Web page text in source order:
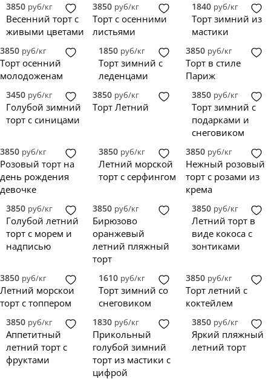
3850 руб/кг
Весенний торт с
живыми цветами
3850 руб/кг
Торт с осенними
листьями
1840 руб/кг
Торт зимний из
мастики
3850 руб/кг
Торт осенний
молодоженам
1850 руб/кг
Торт зимний с
леденцами
3850 руб/кг
Торт в стиле
Париж
3450 руб/кг
Голубой зимний
торт с синицами
3850 руб/кг
Торт Летний
3850 руб/кг
Торт зимний с
подарками и
снеговиком
3850 руб/кг
Розовый торт на
день рождения
девочке
3850 руб/кг
Летний морской
торт с серфингом
3850 руб/кг
Нежный розовый
торт с розами из
крема
3850 руб/кг
Голубой летний
торт с морем и
надписью
3850 руб/кг
Бирюзово
оранжевый
летний пляжный
торт
3850 руб/кг
Летний торт в
виде кокоса с
зонтиками
3850 руб/кг
Летний морской
торт с топпером
1610 руб/кг
Торт зимний со
снеговиком
3850 руб/кг
Торт летний с
коктейлем
3850 руб/кг
Аппетитный
летний торт с
фруктами
1830 руб/кг
Прикольный
голубой зимний
торт из мастики с
цифрой
3850 руб/кг
Яркий пляжный
летний торт